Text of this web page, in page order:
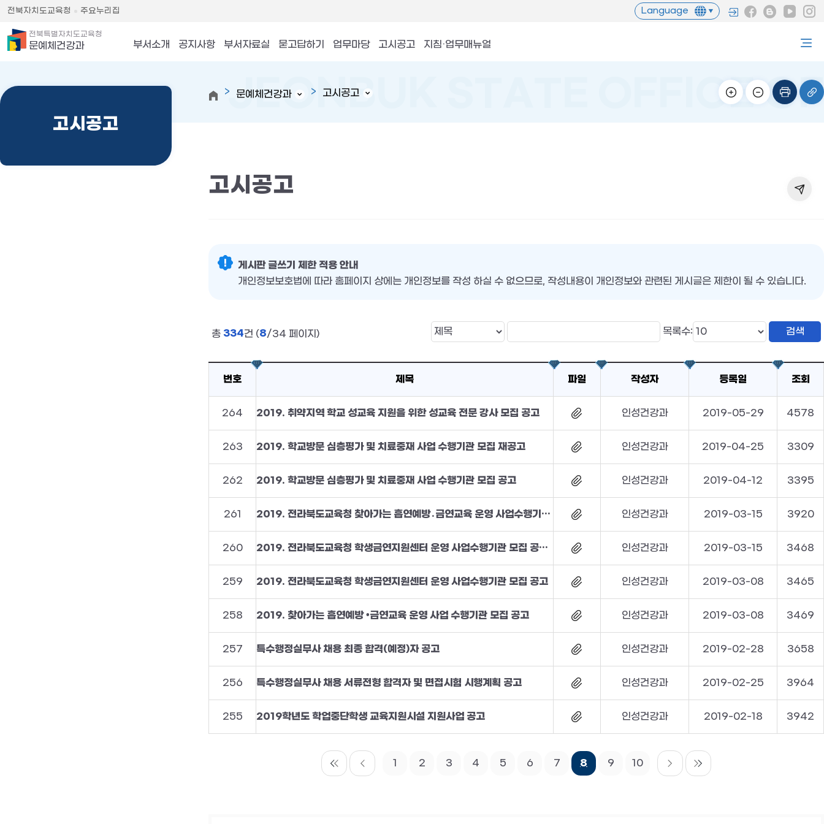
전북자치도교육청 주요누리집 Language
전북특별자치도교육청
문예체건강과 부서소개 공지사항 부서자료실 묻고답하기 업무마당 고시공고 지침·업무매뉴얼
고시공고
문예체건강과 고시공고
고시공고
게시판 글쓰기 제한 적용 안내
개인정보보호법에 따라 홈페이지 상에는 개인정보를 작성 하실 수 없으므로, 작성내용이 개인정보와 관련된 게시글은 제한이 될 수 있습니다.
총 334건 (8/34 페이지) 목록수:
번호 제목 파일 작성자 등록일 조회
264 2019. 취약지역 학교 성교육 지원을 위한 성교육 전문 강사 모집 공고 인성건강과 2019-05-29 4578
263 2019. 학교방문 심층평가 및 치료중재 사업 수행기관 모집 재공고 인성건강과 2019-04-25 3309
262 2019. 학교방문 심층평가 및 치료중재 사업 수행기관 모집 공고 인성건강과 2019-04-12 3395
261 2019. 전라북도교육청 찾아가는 흡연예방․금연교육 운영 사업수행기관 모집 공고(재공고) 인성건강과 2019-03-15 3920
260 2019. 전라북도교육청 학생금연지원센터 운영 사업수행기관 모집 공고(재공고) 인성건강과 2019-03-15 3468
259 2019. 전라북도교육청 학생금연지원센터 운영 사업수행기관 모집 공고 인성건강과 2019-03-08 3465
258 2019. 찾아가는 흡연예방 •금연교육 운영 사업 수행기관 모집 공고 인성건강과 2019-03-08 3469
257 특수행정실무사 채용 최종 합격(예정)자 공고 인성건강과 2019-02-28 3658
256 특수행정실무사 채용 서류전형 합격자 및 면접시험 시행계획 공고 인성건강과 2019-02-25 3964
255 2019학년도 학업중단학생 교육지원시설 지원사업 공고 인성건강과 2019-02-18 3942
1 2 3 4 5 6 7 8 9 10